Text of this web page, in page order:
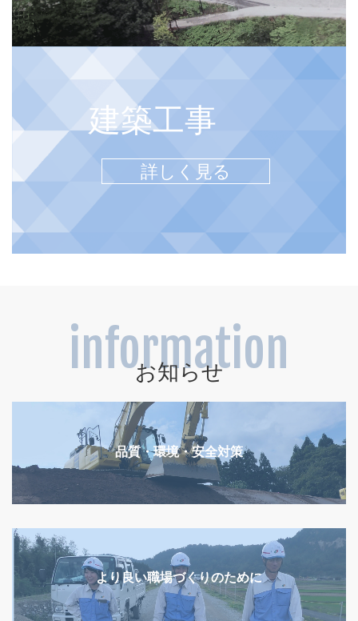
建築工事
詳しく見る
information
お知らせ
品質・環境・安全対策
より良い職場づくりのために